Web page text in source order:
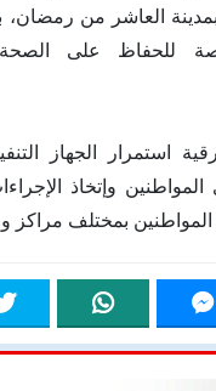
الحي ١٢ بمدينة العاشر من
للحفاظ على
استمرار الجهاز
وإتخاذ
بمختلف مراكز